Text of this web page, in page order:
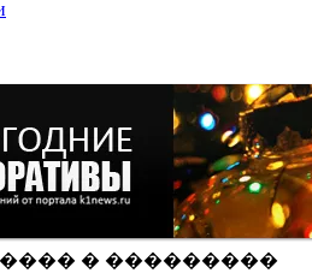
� ���������